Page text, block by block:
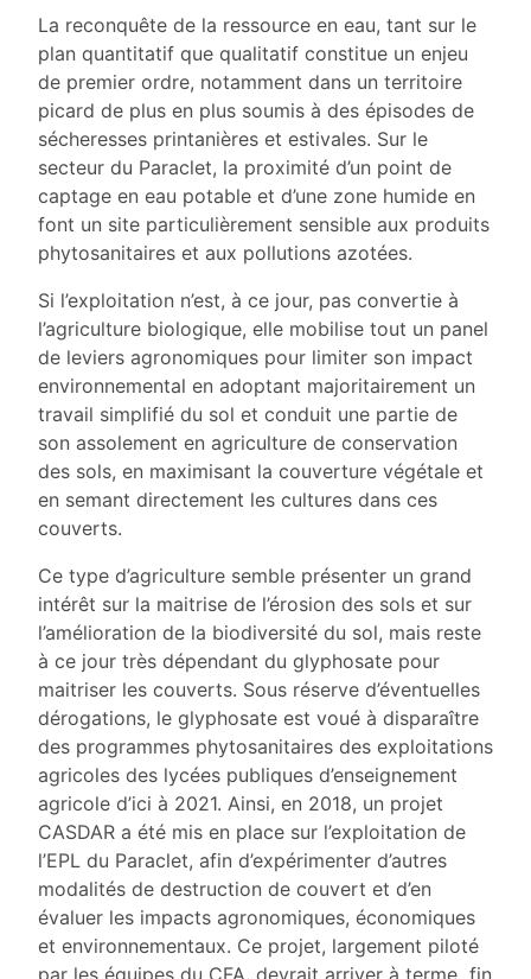
La reconquête de la ressource en eau, tant sur le
plan quantitatif que qualitatif constitue un enjeu
de premier ordre, notamment dans un territoire
picard de plus en plus soumis à des épisodes de
sécheresses printanières et estivales. Sur le
secteur du Paraclet, la proximité d’un point de
captage en eau potable et d’une zone humide en
font un site particulièrement sensible aux produits
phytosanitaires et aux pollutions azotées.
Si l’exploitation n’est, à ce jour, pas convertie à
l’agriculture biologique, elle mobilise tout un panel
de leviers agronomiques pour limiter son impact
environnemental en adoptant majoritairement un
travail simplifié du sol et conduit une partie de
son assolement en agriculture de conservation
des sols, en maximisant la couverture végétale et
en semant directement les cultures dans ces
couverts.
Ce type d’agriculture semble présenter un grand
intérêt sur la maitrise de l’érosion des sols et sur
l’amélioration de la biodiversité du sol, mais reste
à ce jour très dépendant du glyphosate pour
maitriser les couverts. Sous réserve d’éventuelles
dérogations, le glyphosate est voué à disparaître
des programmes phytosanitaires des exploitations
agricoles des lycées publiques d’enseignement
agricole d’ici à 2021. Ainsi, en 2018, un projet
CASDAR a été mis en place sur l’exploitation de
l’EPL du Paraclet, afin d’expérimenter d’autres
modalités de destruction de couvert et d’en
évaluer les impacts agronomiques, économiques
et environnementaux. Ce projet, largement piloté